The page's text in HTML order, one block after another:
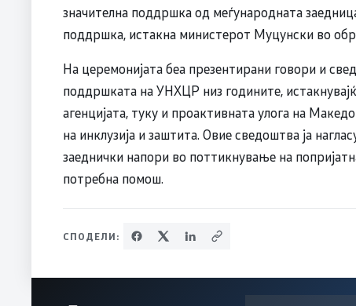
значителна поддршка од меѓународната
поддршка, истакна министерот Муцунски во
На церемонијата беа презентирани говори и
поддршката на УНХЦР низ годините,
агенцијата, туку и проактивната улога на
на инклузија и заштита. Овие сведоштва ја
заеднички напори во поттикнување на
потребна помош.
СПОДЕЛИ: